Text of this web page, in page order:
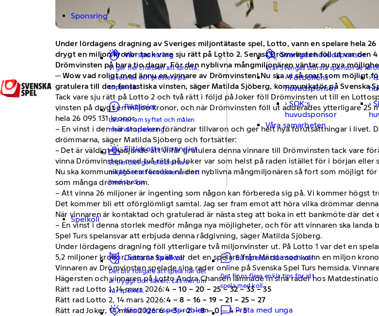
Sponsring
Vår sponsring
Vi ger fler chansen att idrotta,
utvecklas och prestera på
toppnivå.
Riktlinjer
Läs mer om syftet och målen
med vår sponsring.
Elitidrottsstipendiet
Stipendiet ger elitidrottare
möjlighet att kombinera idrott
med studier.
Sveriges huvudsponsor
Vi är Sveriges största sponsor av
Fotbollens
huvudsponsor
SOK:s
huvudsponsor
Våra samarbeten
Spelkoll
Detta är Spelkoll
Det blir roligare att spela när det
är tryggt och säkert. Läs mer om
vår spelkoll.
Så spelar du med koll
Det finns flera enkla tips för att
spela med koll.
Känn igen spelproblem Prata med unga
Under lördagens dragning av Sveriges miljontätaste spel, Lotto, vann en spelare hela
drygt en miljon kronor tack vare sju rätt på Lotto 2. Senast Drömvinsten föll ut var den
Drömvinsten på bara tio dagar. För den nyblivna mångmiljonären väntar nu nya
─ Wow vad roligt med ännu en vinnare av Drömvinsten! Nu ska vi så snart som möjligt
gratulera till den fantastiska vinsten, säger Matilda Sjöberg, kommunikatör på Svenska
Tack vare sju rätt på Lotto 2 och två rätt i följd på Joker föll Drömvinsten ut till en
vinsten på drygt en miljon kronor, och när Drömvinsten föll ut adderades ytterligare 25
hela 26 095 131 kronor.
– En vinst i den här storleken förändrar tillvaron och ger helt nya förutsättningar i livet.
drömmarna, säger Matilda Sjöberg och fortsätter:
– Det är väldigt glädjande att vi får gratulera denna vinnare till Drömvinsten tack vare
vinna Drömvinsten med två rätt på Joker var som helst på raden istället för i början eller
Nu ska kommunikatören försöka nå den nyblivna mångmiljonären så fort som möjligt
som många drömmer om.
– Att vinna 26 miljoner är ingenting som någon kan förbereda sig på. Vi kommer högst
Det kommer bli ett oförglömligt samtal. Jag ser fram emot att höra vilka drömmar
När vinnaren är kontaktad och gratulerad är nästa steg att boka in ett bankmöte där
– En vinst i denna storlek medför många nya möjligheter, och för att vinnaren ska
Spel Turs spelansvar att erbjuda denna rådgivning, säger Matilda Sjöberg.
Under lördagens dragning föll ytterligare två miljonvinster ut. På Lotto 1 var det en
5,2 miljoner kronor. Samma kväll var det en spelare från Märsta som vann en miljon
Vinnaren av Drömvinsten spelade sina rader online på Svenska Spel Turs hemsida.
Hägersten och vinnaren på Lotto Andra Chansen lämnade in sina rader hos
Rätt rad Lotto 1, 14 mars 2026:4 – 10 – 20 – 25 – 32 – 33 – 35
Rätt rad Lotto 2, 14 mars 2026:4 – 8 – 16 – 19 – 21 – 25 – 27
Rätt rad Joker, 14 mars 2026:6 ─ 3 ─ 2 ─ 8 ─ 0 ─ 4 ─ 5